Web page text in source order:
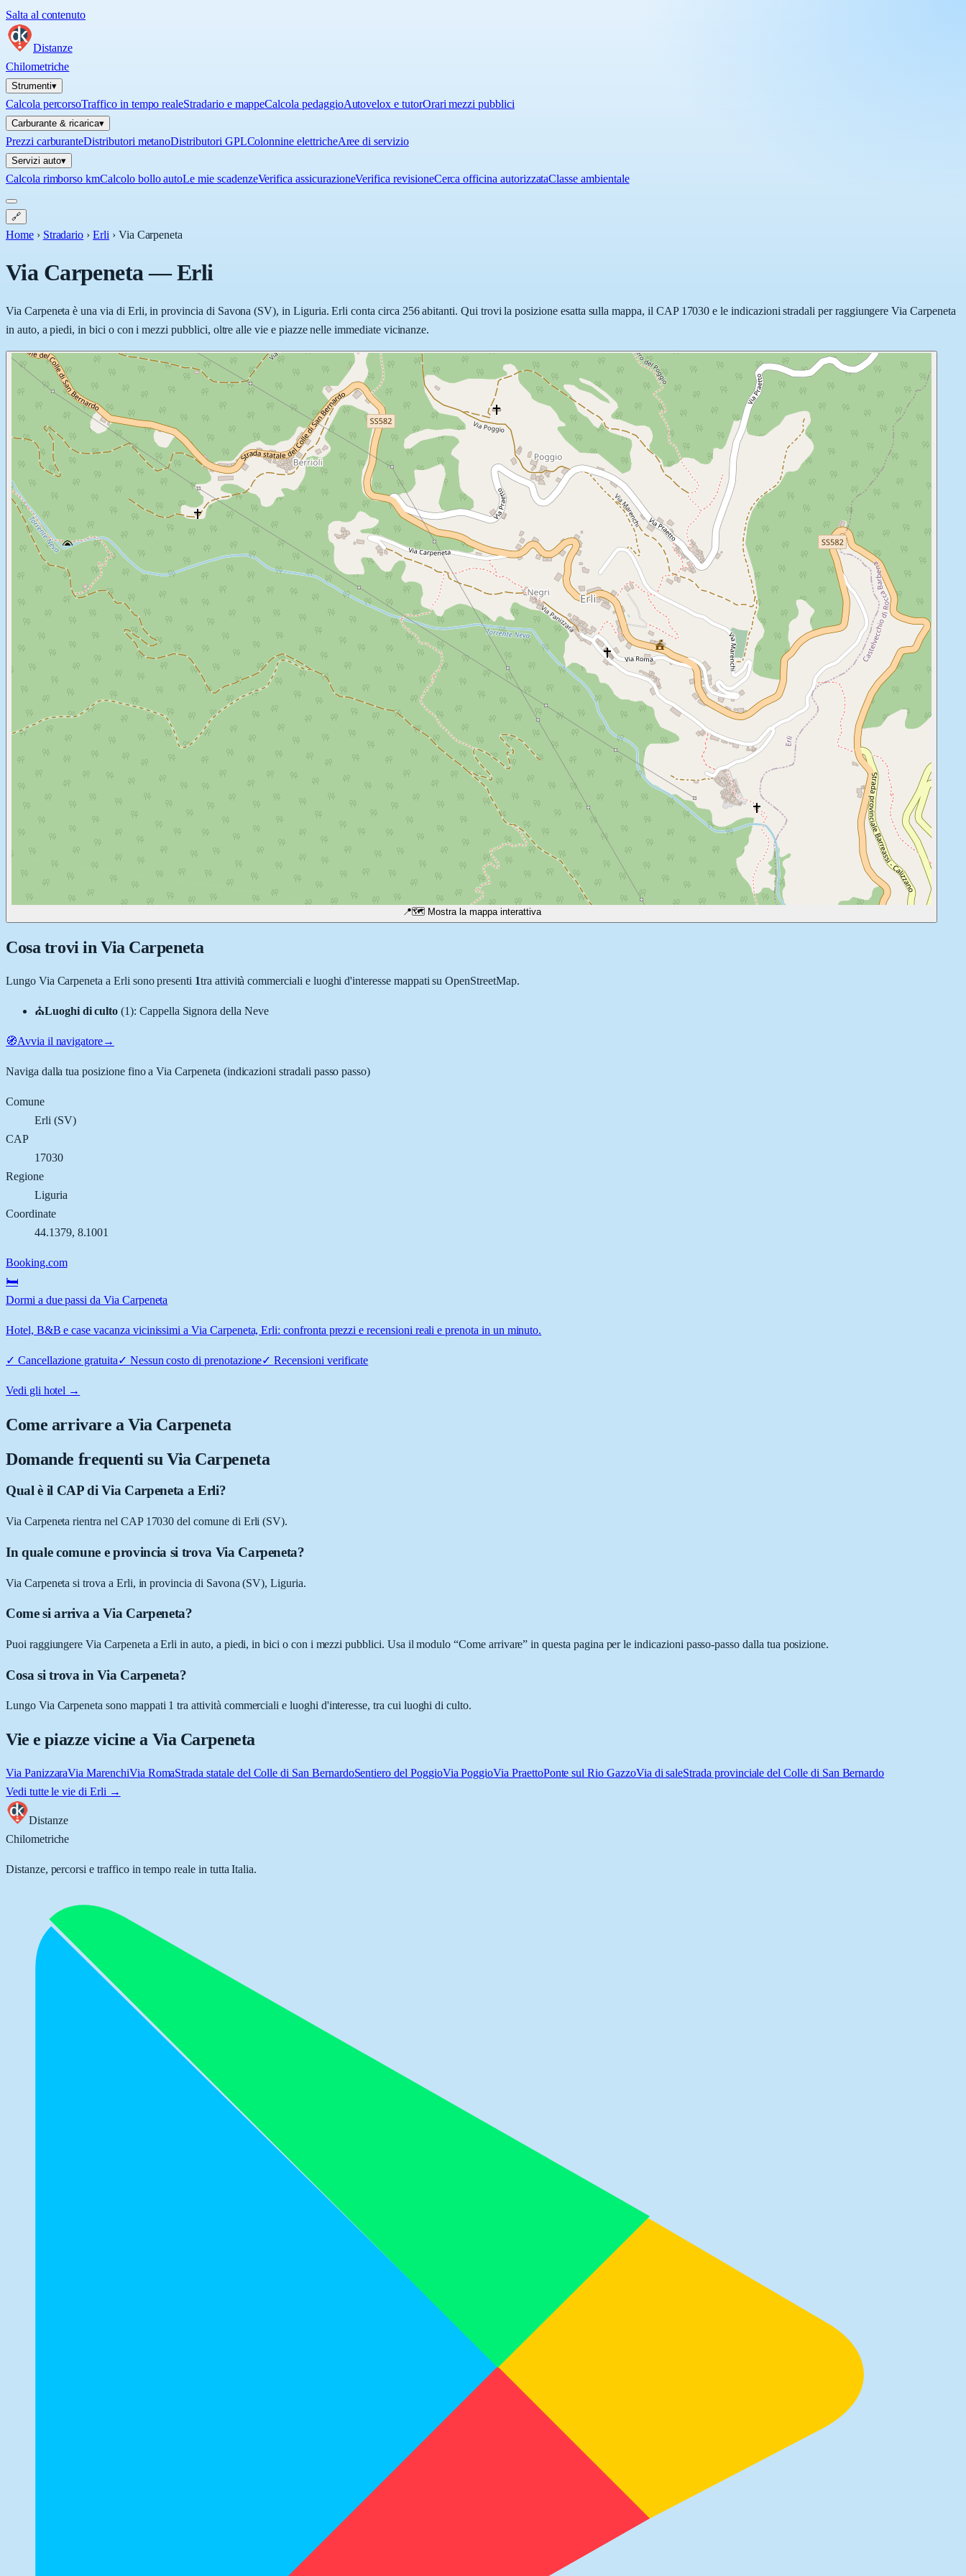
Salta al contenuto
Distanze
Chilometriche
Strumenti▾
Calcola percorsoTraffico in tempo realeStradario e mappeCalcola pedaggioAutovelox e tutorOrari mezzi pubblici
Carburante & ricarica▾
Prezzi carburanteDistributori metanoDistributori GPLColonnine elettricheAree di servizio
Servizi auto▾
Calcola rimborso kmCalcolo bollo autoLe mie scadenzeVerifica assicurazioneVerifica revisioneCerca officina autorizzataClasse ambientale
🔗
Home › Stradario › Erli › Via Carpeneta
Via Carpeneta—Erli
Via Carpeneta è una via di Erli, in provincia di Savona (SV), in Liguria. Erli conta circa 256 abitanti. Qui trovi la posizione esatta sulla mappa, il CAP 17030 e le indicazioni stradali per raggiungere Via Carpeneta
in auto, a piedi, in bici o con i mezzi pubblici, oltre alle vie e piazze nelle immediate vicinanze.
📍🗺️ Mostra la mappa interattiva
Cosa trovi in Via Carpeneta
Lungo Via Carpeneta a Erli sono presenti 1tra attività commerciali e luoghi d'interesse mappati su OpenStreetMap.
⛪Luoghi di culto (1): Cappella Signora della Neve
🧭Avvia il navigatore→
Naviga dalla tua posizione fino aVia Carpeneta (indicazioni stradali passo passo)
Comune
Erli (SV)
CAP
17030
Regione
Liguria
Coordinate
44.1379, 8.1001
Booking.com
🛏️
Dormi a due passi da Via Carpeneta
Hotel, B&B e case vacanza vicinissimi a Via Carpeneta, Erli: confronta prezzi e recensioni reali e prenota in un minuto.
✓ Cancellazione gratuita✓ Nessun costo di prenotazione✓Recensioni verificate
Vedi gli hotel →
Come arrivare aVia Carpeneta
Domande frequenti su Via Carpeneta
Qual è il CAP di Via Carpeneta a Erli?
Via Carpeneta rientra nel CAP 17030 del comune di Erli (SV).
In quale comune e provincia si trova Via Carpeneta?
Via Carpeneta si trova a Erli, in provincia di Savona (SV), Liguria.
Come si arriva a Via Carpeneta?
Puoi raggiungere Via Carpeneta a Erli in auto, a piedi, in bici o con i mezzi pubblici. Usa il modulo “Come arrivare” in questa pagina per le indicazioni passo-passo dalla tua posizione.
Cosa si trova in Via Carpeneta?
Lungo Via Carpeneta sono mappati 1 tra attività commerciali e luoghi d'interesse, tra cui luoghi di culto.
Vie e piazze vicine a Via Carpeneta
Via PanizzaraVia MarenchiVia RomaStrada statale del Colle di San BernardoSentiero del PoggioVia PoggioVia PraettoPonte sul Rio GazzoVia di saleStrada provinciale del Colle di San Bernardo
Vedi tutte le vie di Erli →
Distanze
Chilometriche
Distanze, percorsi e traffico in tempo reale in tutta Italia.